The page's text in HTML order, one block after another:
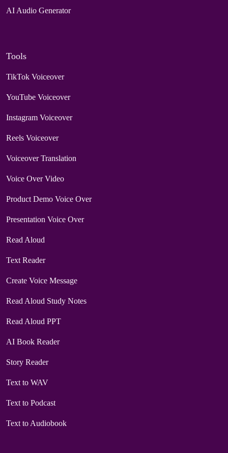
AI Audio Generator
Tools
TikTok Voiceover
YouTube Voiceover
Instagram Voiceover
Reels Voiceover
Voiceover Translation
Voice Over Video
Product Demo Voice Over
Presentation Voice Over
Read Aloud
Text Reader
Create Voice Message
Read Aloud Study Notes
Read Aloud PPT
AI Book Reader
Story Reader
Text to WAV
Text to Podcast
Text to Audiobook